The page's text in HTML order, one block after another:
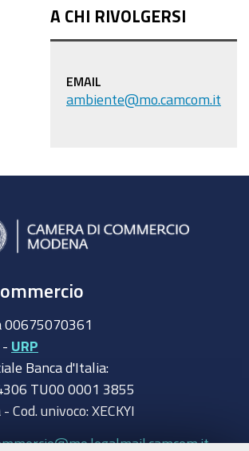
A CHI RIVOLGERSI
EMAIL
ambiente@mo.camcom.it
00675070361
- URP
Banca d'Italia:
TU00 0001 3855
univoco: XECKYI